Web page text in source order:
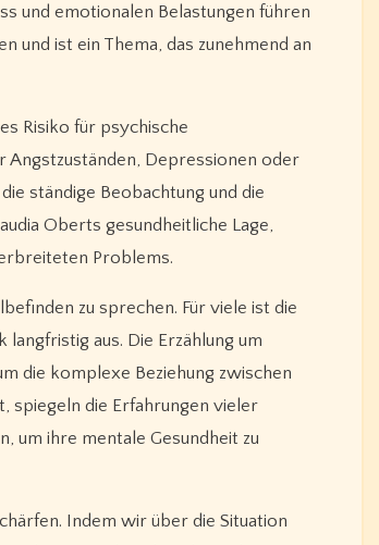
und emotionalen Belastungen führen
und ist ein Thema, das zunehmend an
Risiko für psychische
Angstzuständen, Depressionen oder
ständige Beobachtung und die
Oberts gesundheitliche Lage,
Problems.
zu sprechen. Für viele ist die
aus. Die Erzählung um
die komplexe Beziehung zwischen
spiegeln die Erfahrungen vieler
um ihre mentale Gesundheit zu
Indem wir über die Situation